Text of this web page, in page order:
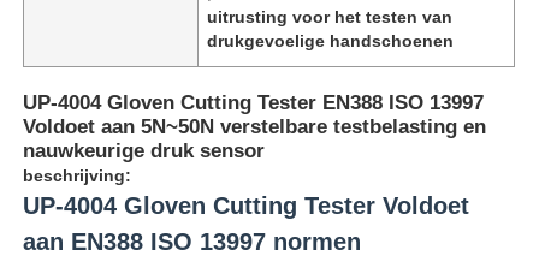
uitrusting voor het testen van
drukgevoelige handschoenen
UP-4004 Gloven Cutting Tester EN388 ISO 13997
Voldoet aan 5N~50N verstelbare testbelasting en
nauwkeurige druk sensor
beschrijving:
UP-4004 Gloven Cutting Tester Voldoet
aan EN388 ISO 13997 normen